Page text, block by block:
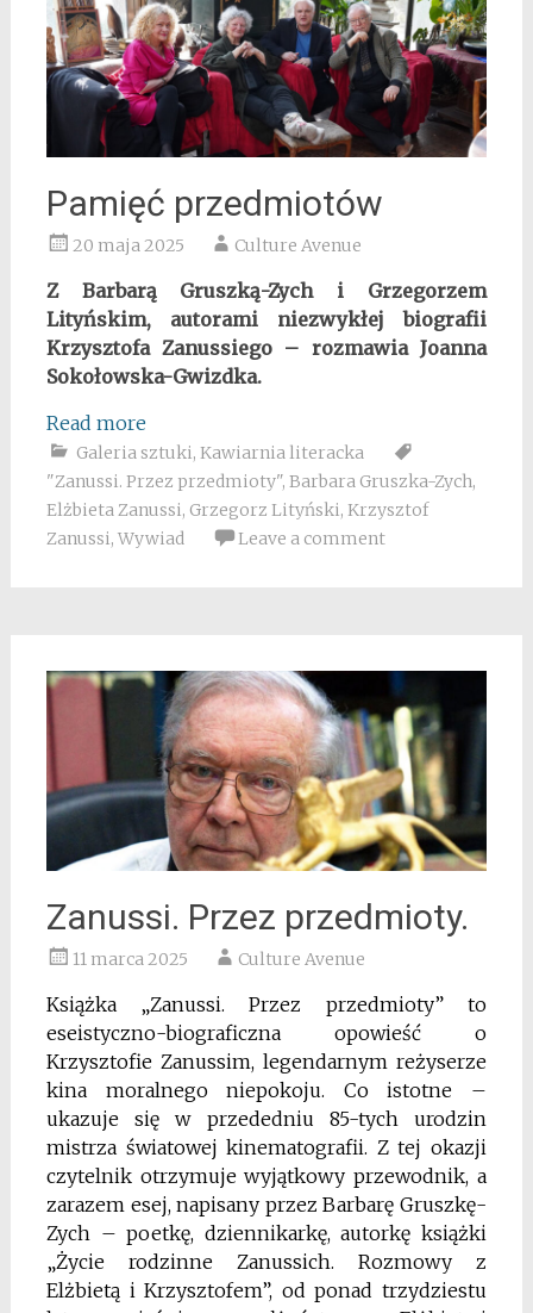
Pamięć przedmiotów
20 maja 2025 Culture Avenue
Z Barbarą Gruszką-Zych i Grzegorzem
Lityńskim, autorami niezwykłej biografii
Krzysztofa Zanussiego – rozmawia Joanna
Sokołowska-Gwizdka.
Read more
Galeria sztuki, Kawiarnia literacka
"Zanussi. Przez przedmioty", Barbara Gruszka-Zych,
Elżbieta Zanussi, Grzegorz Lityński, Krzysztof
Zanussi, Wywiad Leave a comment
Zanussi. Przez przedmioty.
11 marca 2025 Culture Avenue
Książka „Zanussi. Przez przedmioty” to
eseistyczno-biograficzna opowieść o
Krzysztofie Zanussim, legendarnym reżyserze
kina moralnego niepokoju. Co istotne –
ukazuje się w przededniu 85-tych urodzin
mistrza światowej kinematografii. Z tej okazji
czytelnik otrzymuje wyjątkowy przewodnik, a
zarazem esej, napisany przez Barbarę Gruszkę-
Zych – poetkę, dziennikarkę, autorkę książki
„Życie rodzinne Zanussich. Rozmowy z
Elżbietą i Krzysztofem”, od ponad trzydziestu